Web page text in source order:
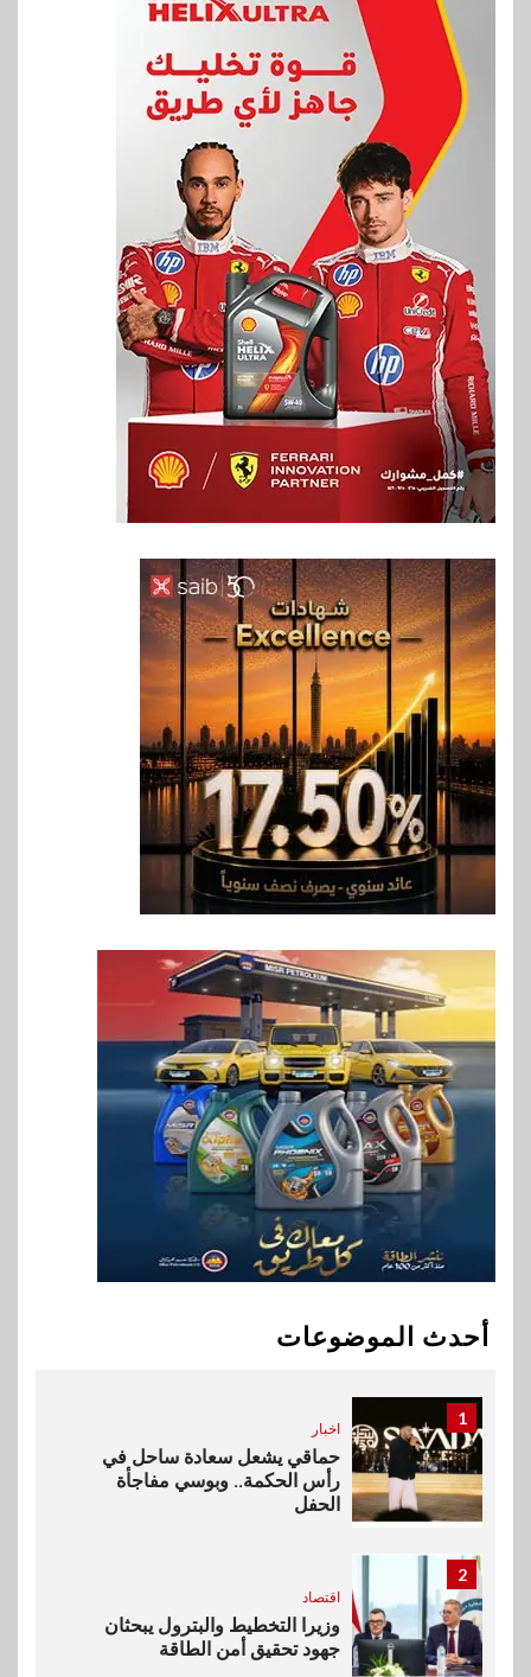
أحدث الموضوعات
6
اخبار
غرفة القاهرة تنظم ندوة إلكترونية
لدعم الصادرات وتحقيق
مستهدفات رؤية مصر 2030
7
بنوك
بنك مصر يشارك في فعالية اليوم
العالمي للشباب ويقدم العديد من
العروض المجانية
بنك QNB مصر يعزز جاهزية
المشروعات الصغيرة والمتوسطة
للنمو والتوسع
9 اخبار
فيكسد مصر و”حلول” تتشاركان
في تطوير أول منصة للسياحة
الصحية في مصر والشرق الأوسط
وأفريقيا Tour4Cure
سوق وصلة
جهازًا مثاليًا للشباب
1
اخبار
حماقي يشعل سعادة ساحل في
رأس الحكمة.. وبوسي مفاجأة
الحفل
2
اقتصاد
وزيرا التخطيط والبترول يبحثان
جهود تحقيق أمن الطاقة